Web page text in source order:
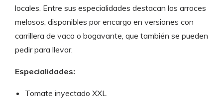
locales. Entre sus especialidades destacan los arroces
melosos, disponibles por encargo en versiones con
carrillera de vaca o bogavante, que también se pueden
pedir para llevar.
Especialidades:
Tomate inyectado XXL